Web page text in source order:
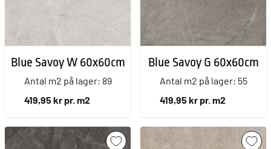
Blue Savoy W 60x60cm
Antal m2 på lager: 89
419,95 kr pr. m2
Blue Savoy G 60x60cm
Antal m2 på lager: 55
419,95 kr pr. m2